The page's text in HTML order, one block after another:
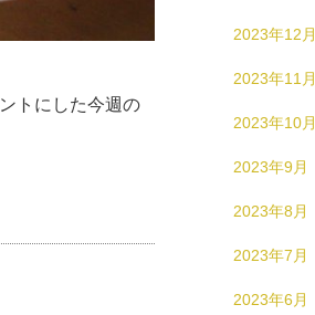
トにした今週の
2023年12月
2023年11月
2023年10月
2023年9月
2023年8月
2023年7月
2023年6月